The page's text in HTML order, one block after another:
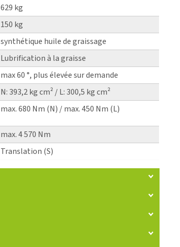
629 kg
150 kg
synthétique huile de graissage
Lubrification à la graisse
max 60 °, plus élevée sur demande
N: 393,2 kg cm² / L: 300,5 kg cm²
max. 680 Nm (N) / max. 450 Nm (L)
max. 4 570 Nm
Translation (S)